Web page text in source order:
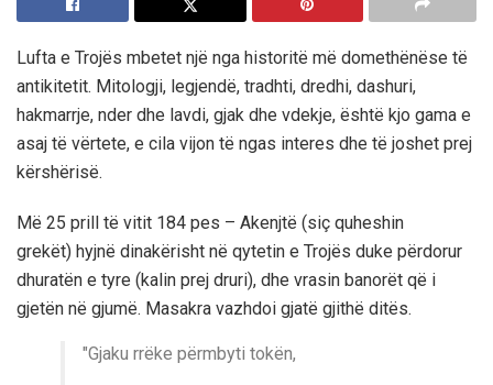
Lufta e Trojës mbetet një nga historitë më domethënëse të
antikitetit. Mitologji, legjendë, tradhti, dredhi, dashuri,
hakmarrje, nder dhe lavdi, gjak dhe vdekje, është kjo gama e
asaj të vërtete, e cila vijon të ngas interes dhe të joshet prej
kërshërisë.
Më 25 prill të vitit 184 pes – Akenjtë (siç quheshin
grekët) hyjnë dinakërisht në qytetin e Trojës duke përdorur
dhuratën e tyre (kalin prej druri), dhe vrasin banorët që i
gjetën në gjumë. Masakra vazhdoi gjatë gjithë ditës.
"Gjaku rrëke përmbyti tokën,